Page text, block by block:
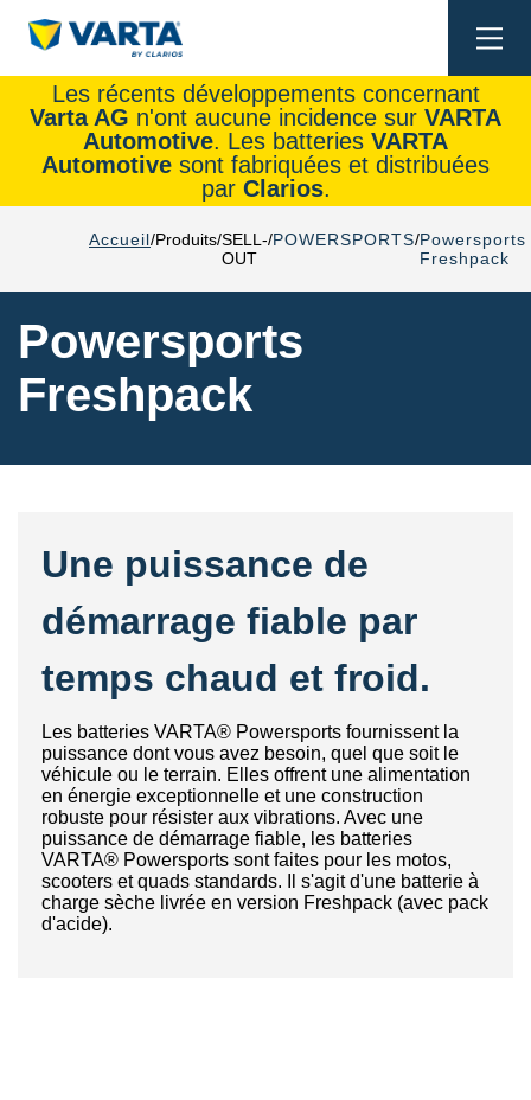
Les récents développements concernant
Varta AG n'ont aucune incidence sur VARTA
Automotive. Les batteries VARTA
Automotive sont fabriquées et distribuées
par Clarios.
Accueil Produits SELL-
OUT
POWERSPORTS Powersports
Freshpack
Powersports
Freshpack
Une puissance de
démarrage fiable par
temps chaud et froid.
Les batteries VARTA® Powersports fournissent la
puissance dont vous avez besoin, quel que soit le
véhicule ou le terrain. Elles offrent une alimentation
en énergie exceptionnelle et une construction
robuste pour résister aux vibrations. Avec une
puissance de démarrage fiable, les batteries
VARTA® Powersports sont faites pour les motos,
scooters et quads standards. Il s'agit d'une batterie à
charge sèche livrée en version Freshpack (avec pack
d'acide).